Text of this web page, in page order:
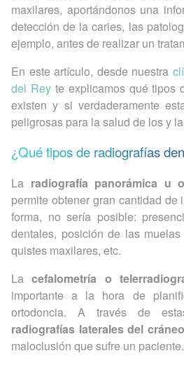
maxilares, aportándonos una
detección de la caries, las
ejemplo, antes de realizar un
En este artículo, desde nuestra
del Reyte explicamos qué tipos
existen y si verdaderamente
peligrosas para la salud de los y
¿Qué tipos de radiografías
La radiografía panorámica u
permite obtener gran cantidad de
forma, no sería posible:
dentales, posición de las
quistes maxilares, etc.
Lacefalometría o
importante a la hora de
ortodoncia. A través de
radiografías laterales del cráneo
maloclusión que sufre un paciente.